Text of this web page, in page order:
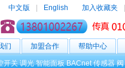
中文版 English 加入收藏夹
们 加盟合作 帮助中心
开关 调光 智能面板 BACnet 传感器 阀